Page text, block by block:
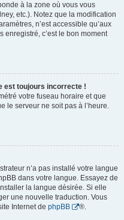
à la zone où vous vous
etc.). Notez que la modification
n’est accessible qu’aux
enregistré, c’est le bon moment
est toujours incorrecte !
votre fuseau horaire et que
le serveur ne soit pas à l’heure.
n’a pas installé votre langue
dans votre langue. Essayez de
la langue désirée. Si elle
une nouvelle traduction. Vous
Internet de phpBB ®.